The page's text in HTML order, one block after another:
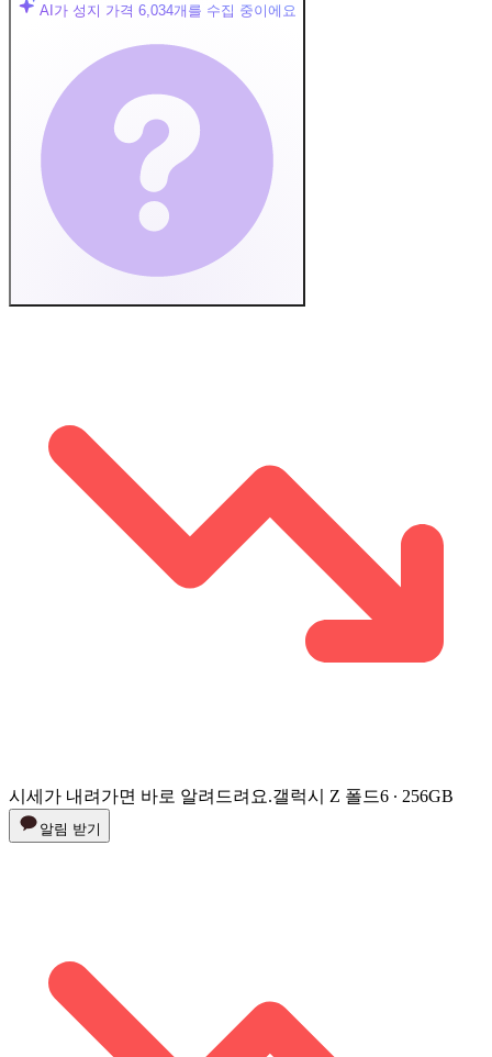
AI가 성지 가격 6,034개를 수집 중이에요
시세가 내려가면 바로 알려드려요.갤럭시 Z 폴드6 ∙ 256GB
알림 받기